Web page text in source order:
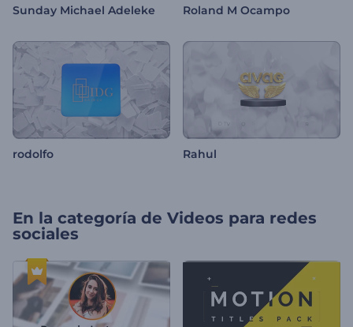
Sunday Michael Adeleke Roland M Ocampo
rodolfo Rahul
En la categoría de Videos para redes
sociales